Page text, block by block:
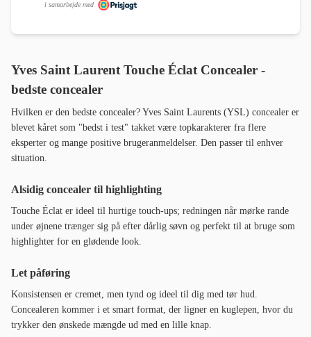
i samarbejde med
Yves Saint Laurent Touche Éclat Concealer -
bedste concealer
Hvilken er den bedste concealer? Yves Saint Laurents (YSL) concealer er
blevet kåret som "bedst i test" takket være topkarakterer fra flere
eksperter og mange positive brugeranmeldelser. Den passer til enhver
situation.
Alsidig concealer til highlighting
Touche Éclat er ideel til hurtige touch-ups; redningen når mørke rande
under øjnene trænger sig på efter dårlig søvn og perfekt til at bruge som
highlighter for en glødende look.
Let påføring
Konsistensen er cremet, men tynd og ideel til dig med tør hud.
Concealeren kommer i et smart format, der ligner en kuglepen, hvor du
trykker den ønskede mængde ud med en lille knap.